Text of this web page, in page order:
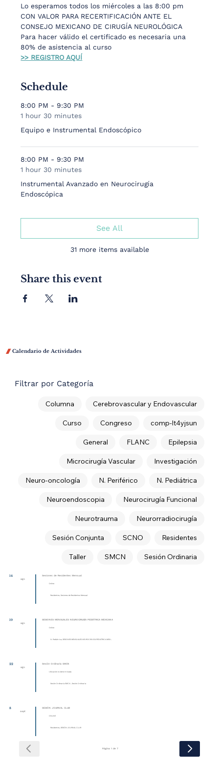
Filtrar por Categoría
Cerebrovascular y Endovascular
Columna
comp-lt4yjsun
Congreso
Curso
Epilepsia
FLANC
General
Investigación
Microcirugía Vascular
N. Pediátrica
N. Periférico
Neuro-oncología
Neurocirugía Funcional
Neuroendoscopia
Neurorradiocirugía
Neurotrauma
Residentes
SCNO
Sesión Conjunta
Sesión Ordinaria
SMCN
Taller
14
ago
Sesiones de Residentes Mensual
Online
Residentes, Sesiones de Residentes Mensual
19
ago
SESIONES MENSUALES NEUROCIRUGÍA PEDIÁTRICA MEXICANA
Online
N. Pediátrica, SESIONES MENSUALES NEUROCIRUGÍA PEDIÁTRICA MEXI...
22
ago
Sesión Ordinaria SMCN
Ubicación no determinada
Sesión Ordinaria SMCN , Sesión Ordinaria
8
sept
SESIÓN JOURNAL CLUB
ONLINE
Residentes, SESIÓN JOURNAL CLUB
Página 1 de 7
 Calendario de Actividades
Lo esperamos todos los miércoles a las 8:00 pm
CON VALOR PARA RECERTIFICACIÓN ANTE EL
CONSEJO MEXICANO DE CIRUGÍA NEUROLÓGICA
Para hacer válido el certificado es necesaria una
80% de asistencia al curso
>> REGISTRO AQUÍ
Schedule
8:00 PM - 9:30 PM
1 hour 30 minutes
Equipo e Instrumental Endoscópico
8:00 PM - 9:30 PM
1 hour 30 minutes
Instrumental Avanzado en Neurocirugía
Endoscópica
31 more items available
See All
Share this event